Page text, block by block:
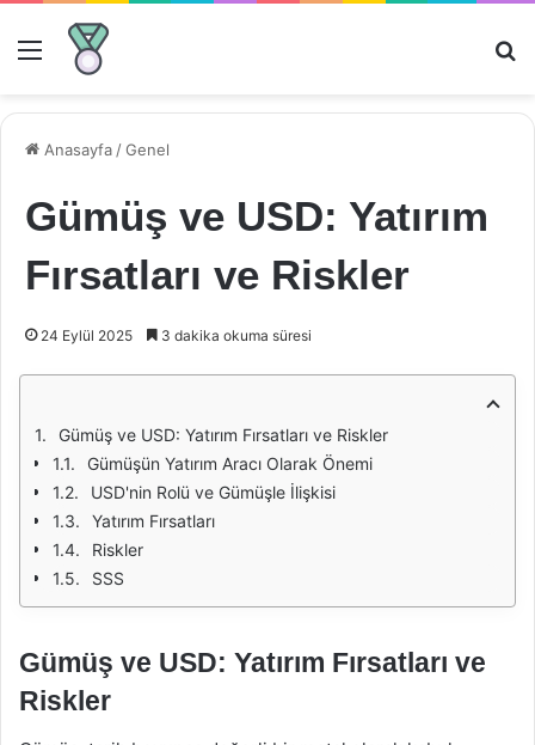
Menü
Anasayfa /Genel
Gümüş ve USD: Yatırım
Fırsatları ve Riskler
24 Eylül 2025 3 dakika okuma süresi
Gümüş ve USD: Yatırım Fırsatları ve Riskler
Gümüşün Yatırım Aracı Olarak Önemi
USD'nin Rolü ve Gümüşle İlişkisi
Yatırım Fırsatları
Riskler
SSS
Gümüş ve USD: Yatırım Fırsatları ve
Riskler